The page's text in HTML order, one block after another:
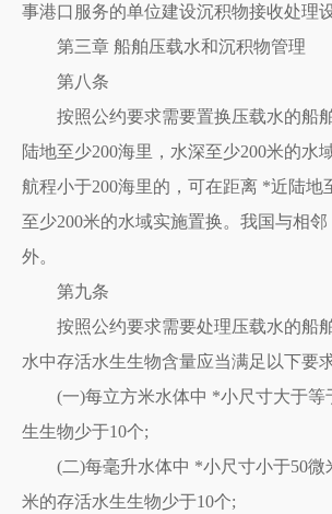
事港口服务的单位建设沉积物接收处理设
第三章 船舶压载水和沉积物管理
第八条
按照公约要求需要置换压载水的船
陆地至少200海里，水深至少200米的水
航程小于200海里的，可在距离 *近陆地
至少200米的水域实施置换。我国与相
外。
第九条
按照公约要求需要处理压载水的船
水中存活水生生物含量应当满足以下要
(一)每立方米水体中 *小尺寸大于等
生生物少于10个;
(二)每毫升水体中 *小尺寸小于50微
米的存活水生生物少于10个;